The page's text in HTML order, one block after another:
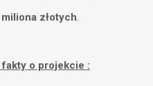
złotych.
o projekcie :